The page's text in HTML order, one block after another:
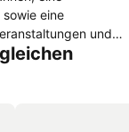
eine
und
für bis